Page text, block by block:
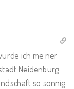
ich meiner
Neidenburg
so sonnig